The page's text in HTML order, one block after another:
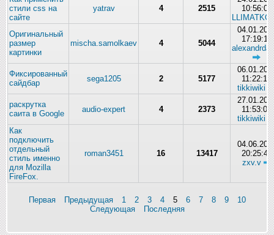
стили css на
сайте
yatrav 4 2515
10:56:01
LLIMATKO
Оригинальный
размер
картинки
mischa.samolkaev 4 5044
17:19:11
Фиксированный
сайдбар
sega1205 2 5177
11:22:13
tikkiwiki
раскрутка
саита в Google
audio-expert 4 2373
11:53:00
tikkiwiki
Как
подключить
отдельный
стиль именно
для Mozilla
FireFox.
roman3451 16 13417
20:25:42
zxv.v
Первая Предыдущая 1 2 3 4 5 6 7 8 9
10
Следующая
Последняя